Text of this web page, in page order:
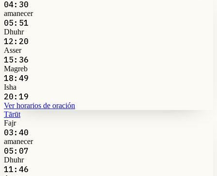
04:30
amanecer
05:51
Dhuhr
12:20
Asser
15:36
Magreb
18:49
Isha
20:19
Ver horarios de oración
Tārūt
Fajr
03:40
amanecer
05:07
Dhuhr
11:46